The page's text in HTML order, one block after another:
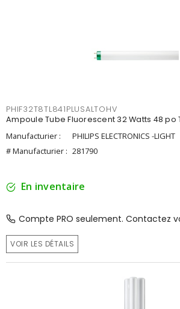
PHIF32T8TL841PLUSALTOHV
Ampoule Tube Fluorescent 32 Watts 48 po
Manufacturier :
PHILIPS ELECTRONICS -LIGHT
# Manufacturier : 281790
En inventaire
Compte PRO seulement. Contactez
VOIR LES DÉTAILS